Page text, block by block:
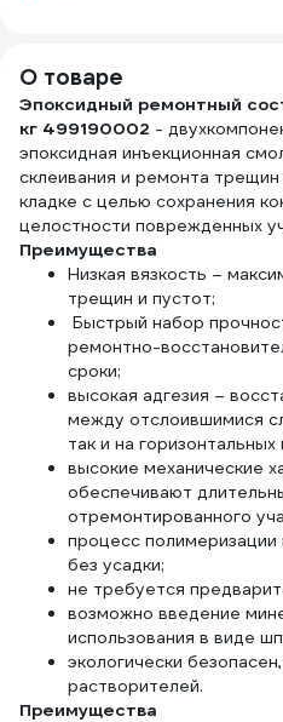
О товаре
Эпоксидный ремонтный
кг 499190002 -
эпоксидная инъекционная
склеивания и ремонта
кладке с целью сохранения
целостности поврежденных
Преимущества
Низкая вязкость –
трещин и пустот;
Быстрый набор
ремонтно-
сроки;
высокая адгезия –
между отслоившимися
так и на горизонтальных
высокие механические
обеспечивают
отремонтированного
процесс
без усадки;
не требуется
возможно введение
использования в виде
экологически
растворителей.
Преимущества